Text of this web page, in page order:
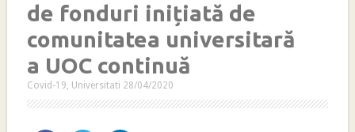
de fonduri inițiată de
comunitatea universitară
a UOC continuă
Covid-19, Universitati 28/04/2020